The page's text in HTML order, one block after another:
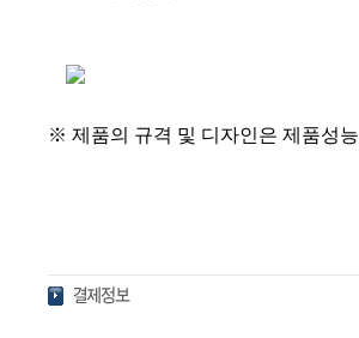
※ 제품의 규격 및 디자인은 제품성